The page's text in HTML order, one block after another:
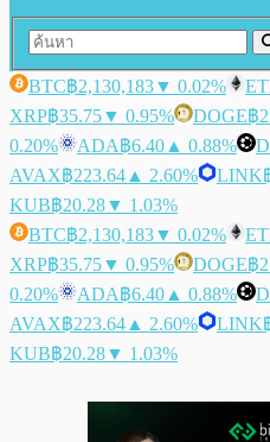
BTC฿2,130,183▼ 0.02%
XRP฿35.75▼ 0.95% DOGE฿
0.20%
ADA฿6.40 ▲ 0.88%
AVAX฿223.64 ▲ 2.60% LINK
KUB฿20.28▼ 1.03%
BTC฿2,130,183▼ 0.02%
XRP฿35.75▼ 0.95% DOGE฿
0.20%
ADA฿6.40 ▲ 0.88%
AVAX฿223.64 ▲ 2.60% LINK
KUB฿20.28▼ 1.03%